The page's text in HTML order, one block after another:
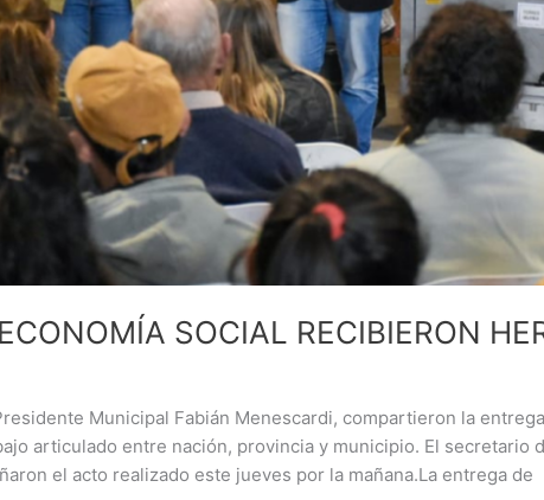
SOCIAL RECIBIERON
Municipal Fabián Menescardi, compartieron la
articulado entre nación, provincia y municipio. El secretario
el acto realizado este jueves por la mañana.La entrega de